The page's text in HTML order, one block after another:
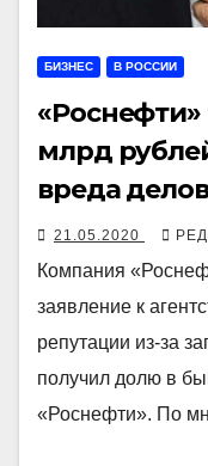
БИЗНЕС В РОССИИ
«Роснефти»
млрд
вреда
21.05.2020
Компания
заявление к
репутации из-за
получил долю в
«Роснефти». По